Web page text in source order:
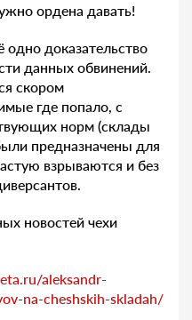
ордена давать!
одно доказательство
данных обвинений.
скором
где попало, с
норм (склады
предназначены для
взрываются и без
новостей чехи
aleksandr-
na-cheshskih-skladah/